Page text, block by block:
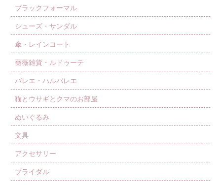
ブラックフォーマル
シューズ・サンダル
傘・レインコート
薔薇雑貨・ルドゥーテ
バレエ・ハルバレエ
猫とウサギとクマのお部屋
ぬいぐるみ
文具
アクセサリー
ブライダル